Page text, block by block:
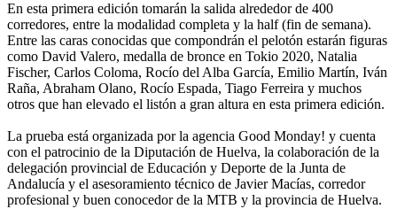
En esta primera edición tomarán la salida alrededor de 400
corredores, entre la modalidad completa y la half (fin de semana).
Entre las caras conocidas que compondrán el pelotón estarán figuras
como David Valero, medalla de bronce en Tokio 2020, Natalia
Fischer, Carlos Coloma, Rocío del Alba García, Emilio Martín, Iván
Raña, Abraham Olano, Rocío Espada, Tiago Ferreira y muchos
otros que han elevado el listón a gran altura en esta primera edición.
La prueba está organizada por la agencia Good Monday! y cuenta
con el patrocinio de la Diputación de Huelva, la colaboración de la
delegación provincial de Educación y Deporte de la Junta de
Andalucía y el asesoramiento técnico de Javier Macías, corredor
profesional y buen conocedor de la MTB y la provincia de Huelva.